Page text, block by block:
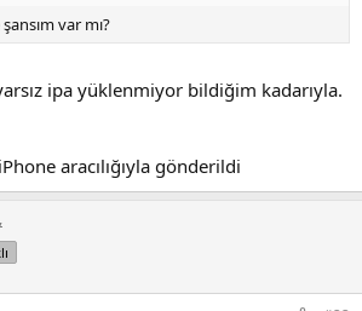
var mı?
ipa yüklenmiyor bildiğim kadarıyla.
aracılığıyla gönderildi